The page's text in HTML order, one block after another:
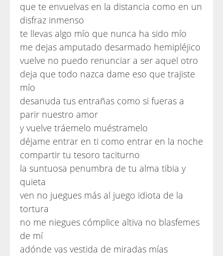
que te envuelvas en la distancia como en un
disfraz inmenso
te llevas algo mío que nunca ha sido mío
me dejas amputado desarmado hemipléjico
vuelve no puedo renunciar a ser aquel otro
deja que todo nazca dame eso que trajiste
mío
desanuda tus entrañas como si fueras a
parir nuestro amor
y vuelve tráemelo muéstramelo
déjame entrar en ti como entrar en la noche
compartir tu tesoro taciturno
la suntuosa penumbra de tu alma tibia y
quieta
ven no juegues más al juego idiota de la
tortura
no me niegues cómplice altiva no blasfemes
de mí
adónde vas vestida de miradas mías